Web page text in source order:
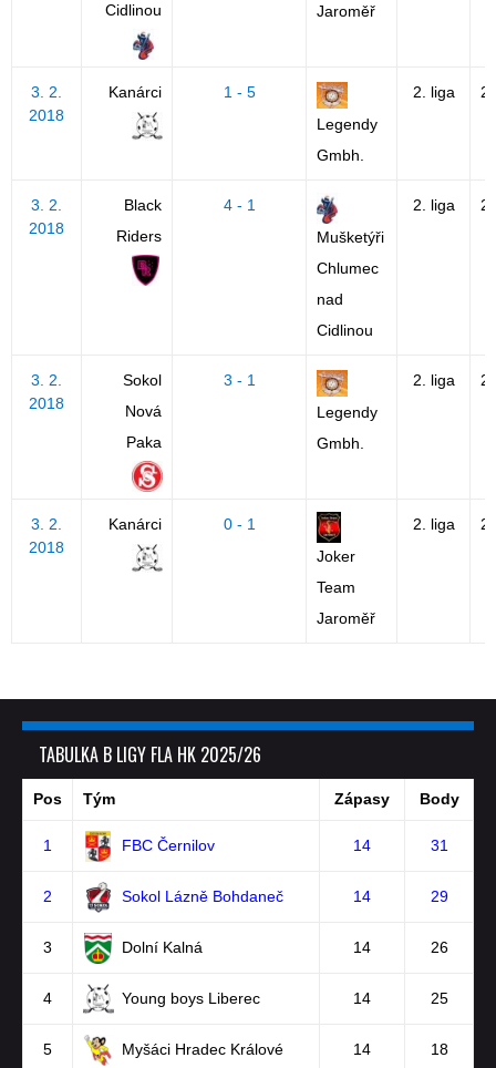
Cidlinou
Jaroměř
3. 2.
2018
Kanárci
1 - 5
Legendy
Gmbh.
2. liga
3. 2.
2018
Black
Riders
4 - 1
Mušketýři
Chlumec
nad
Cidlinou
2. liga
3. 2.
2018
Sokol
Nová
Paka
3 - 1
Legendy
Gmbh.
2. liga
3. 2.
2018
Kanárci
0 - 1
Joker
Team
Jaroměř
2. liga
TABULKA B LIGY FLA HK 2025/26
Pos Tým Zápasy Body
1 FBC Černilov 14 31
2 Sokol Lázně Bohdaneč 14 29
3 Dolní Kalná 14 26
4 Young boys Liberec 14 25
5 Myšáci Hradec Králové 14 18